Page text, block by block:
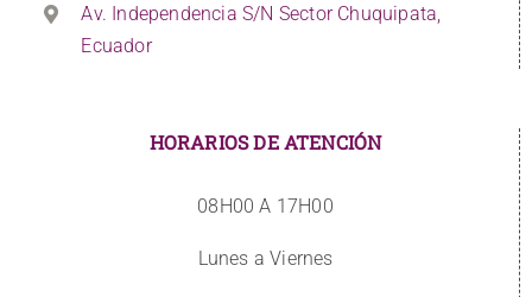
Av. Independencia S/N Sector Chuquipata,
Ecuador
HORARIOS DE ATENCIÓN
08H00 A 17H00
Lunes a Viernes